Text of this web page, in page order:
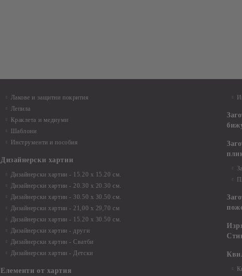
Лакове и защитни покрития
Лепила
Краклета и медиуми
Шаблони
Инструменти и пособия
Дизайнерски хартии
Дизайнерски хартии - 15.20 х 15.20 см.
Дизайнерски хартии - 20.30 х 20.30 см.
Дизайнерски хартии - 30.50 х 30.50 см.
Дизайнерски хартии - 21,00 х 29,70 см
Дизайнерски хартии - 15.20 x 30.50 см.
Дизайнерски хартии - други
Дизайнерски хартии - Сватби
Дизайнерски хартии - Детски
Елементи от хартия